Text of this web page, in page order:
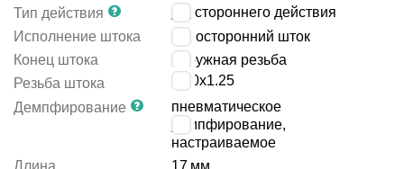
Тип действия
двустороннего действия
Исполнение штока
односторонний шток
Конец штока
наружная резьба
Резьба штока
M10x1.25
Демпфирование
пневматическое
демпфирование,
настраиваемое